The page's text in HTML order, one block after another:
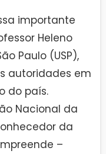
importante
Heleno
Paulo (USP),
autoridades em
do país.
Nacional da
da
–